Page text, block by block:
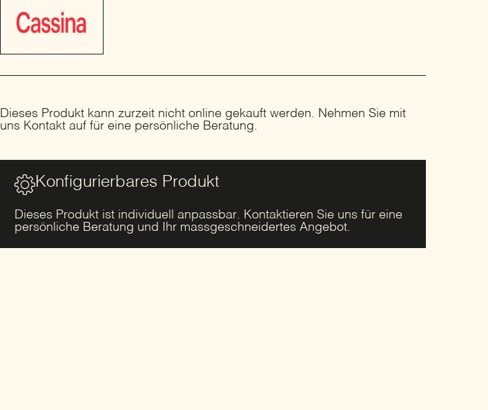
Dieses Produkt kann zurzeit nicht online gekauft werden. Nehmen Sie mit
uns Kontakt auf für eine persönliche Beratung.
Konfigurierbares Produkt
Dieses Produkt ist individuell anpassbar. Kontaktieren Sie uns für eine
persönliche Beratung und Ihr massgeschneidertes Angebot.